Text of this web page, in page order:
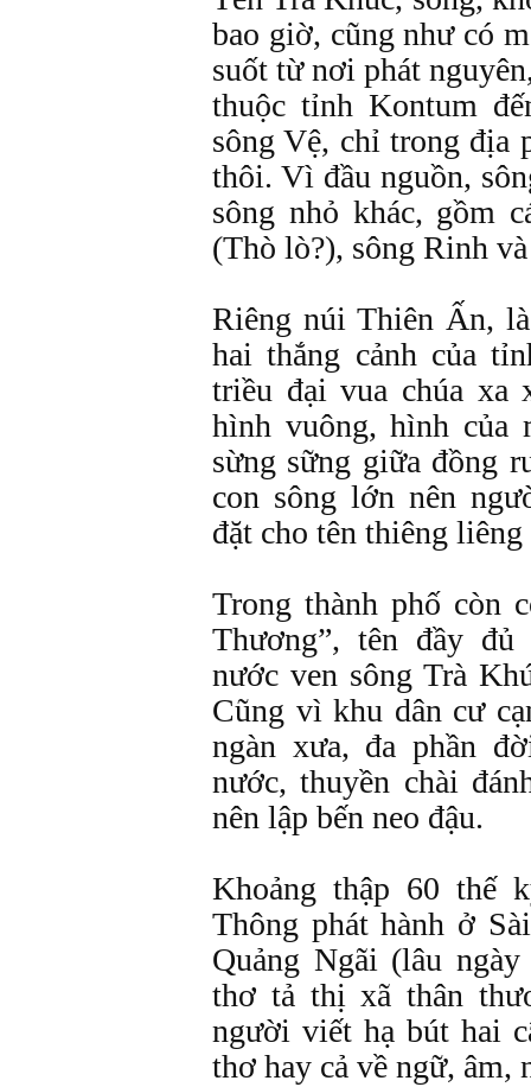
bao giờ, cũng như có
suốt từ nơi phát
thuộc tỉnh Kontum
sông Vệ, chỉ trong địa
thôi. Vì đầu nguồn,
sông nhỏ khác, gồm
(Thò lò?), sông Rinh
Riêng núi Thiên Ấn,
hai thắng cảnh của
triều đại vua chúa xa
hình vuông, hình của
sừng sững giữa đồng
con sông lớn nên
đặt cho tên thiêng
Trong thành phố còn
Thương”, tên đầy đủ
nước ven sông Trà
Cũng vì khu dân cư
ngàn xưa, đa phần
nước, thuyền chài
nên lập bến neo đậu.
Khoảng thập 60 thế
Thông phát hành ở
Quảng Ngãi (lâu
thơ tả thị xã thân
người viết hạ bút hai
thơ hay cả về ngữ, âm,